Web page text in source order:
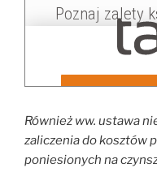
Również ww. ustawa
zaliczenia do kosztów
poniesionych na